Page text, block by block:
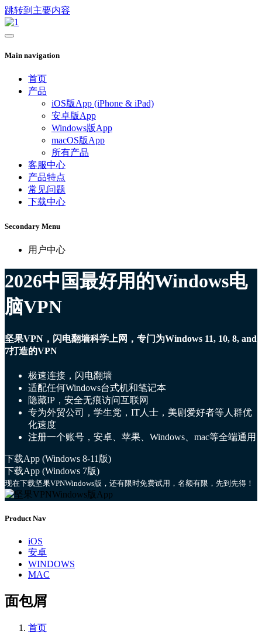
跳转到主要内容
Main navigation
首页
产品
iOS版App (iPhone & iPad)
安卓版App
Windows版App
macOS版App
所有产品
客服中心
产品特点
常见问题
下载中心
Secondary Menu
用户中心
2026中国最好用的Windows电
脑VPN
坚果VPN，闪电翻墙科学上网，专门为Windows 11, 10, 8, and
7打造的VPN
极速连接，闪电翻墙
适配任何Windows台式机和笔记本
隐藏IP，安全无痕访问互联网
专为外贸公司，学生党，IT人士，美剧爱好者等人群优
化速度
注册一个账号，安卓、苹果、Windows、mac等全端通用
下载App (Windows 8-11版)
下载App (Windows 7版)
现在下载坚果VPNWindows版，还有限时免费试用，名额有限，先到先得！
Product Nav
iOS
安卓
WINDOWS
MAC
面包屑
首页